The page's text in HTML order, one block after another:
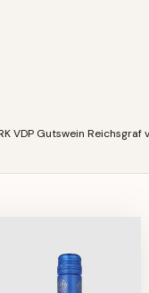
VDP Gutswein